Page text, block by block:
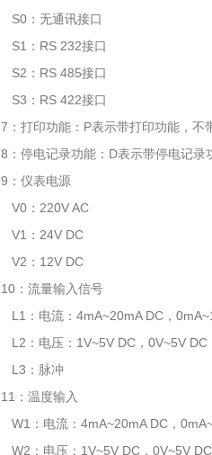
S0：无通讯接口
S1：RS 232接口
S2：RS 485接口
S3：RS 422接口
7：打印功能：P表示带打印功能，不
8：停电记录功能：D表示带停电记录
9：仪表电源
V0：220V AC
V1：24V DC
V2：12V DC
10：流量输入信号
L1：电流：4mA~20mA DC，
L2：电压：1V~5V DC，0V~5V DC
L3：脉冲
11：温度输入
W1：电流：4mA~20mA DC，
W2：电压：1V~5V DC，0V~5V DC